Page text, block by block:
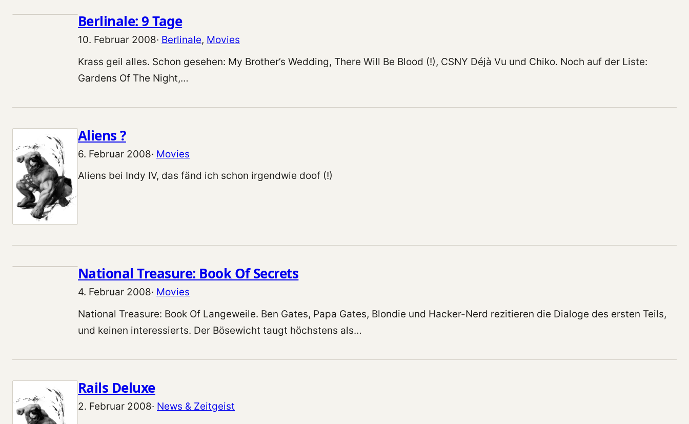
Berlinale: 9 Tage
10. Februar 2008· Berlinale, Movies
Krass geil alles. Schon gesehen: My Brother’s Wedding, There Will Be Blood (!), CSNY Déjà Vu und Chiko. Noch auf der Liste:
Gardens Of The Night,…
Aliens ?
6. Februar 2008· Movies
Aliens bei Indy IV, das fänd ich schon irgendwie doof (!)
National Treasure: Book Of Secrets
4. Februar 2008· Movies
National Treasure: Book Of Langeweile. Ben Gates, Papa Gates, Blondie und Hacker-Nerd rezitieren die Dialoge des ersten Teils,
und keinen interessierts. Der Bösewicht taugt höchstens als…
Rails Deluxe
2. Februar 2008· News & Zeitgeist